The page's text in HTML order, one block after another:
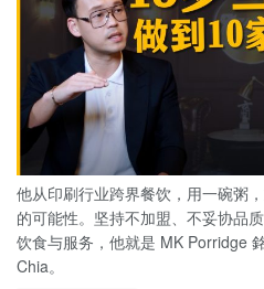
他从印刷行业跨界餐饮，用一碗粥
的可能性。坚持不加盟、不妥协品
饮食与服务，他就是 MK Porridge
Chia。